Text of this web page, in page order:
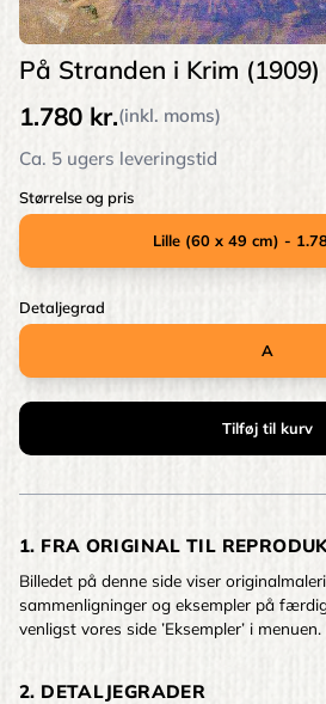
På Stranden i Krim (1909)
1.780 kr.(inkl. moms)
Ca. 5 ugers leveringstid
Størrelse og pris
Detaljegrad
1. FRA ORIGINAL TIL
Billedet på denne side viser
sammenligninger og eksempler på
venligst vores side ’Eksempler’ i menuen.
2. DETALJEGRADER